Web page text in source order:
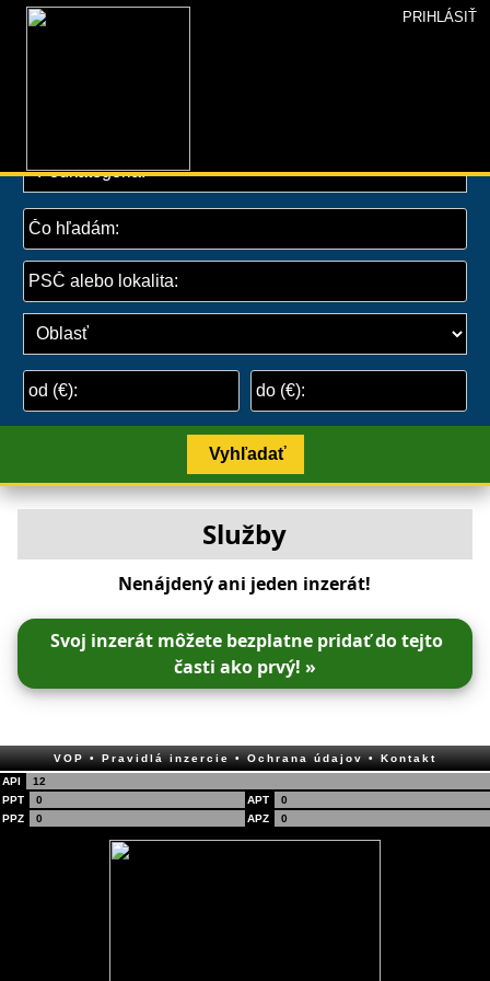
PRIHLÁSIŤ
Vyhľadať
Služby
Nenájdený ani jeden inzerát!
Svoj inzerát môžete bezplatne pridať do tejto
časti ako prvý! »
VOP • Pravidlá inzercie • Ochrana údajov • Kontakt
API
12
PPT
0 APT
0
PPZ
0 APZ 0